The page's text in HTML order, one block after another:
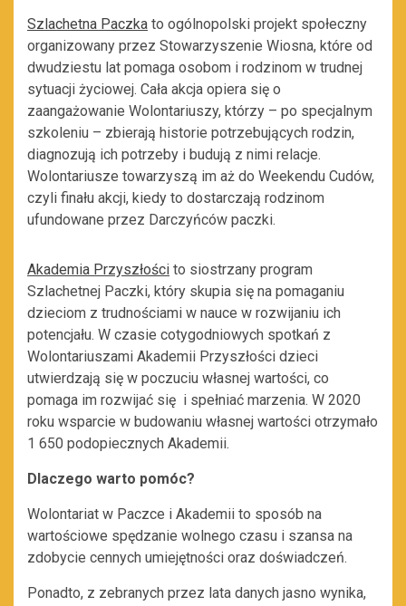
Szlachetna Paczka to ogólnopolski projekt społeczny
organizowany przez Stowarzyszenie Wiosna, które od
dwudziestu lat pomaga osobom i rodzinom w trudnej
sytuacji życiowej. Cała akcja opiera się o
zaangażowanie Wolontariuszy, którzy – po specjalnym
szkoleniu – zbierają historie potrzebujących rodzin,
diagnozują ich potrzeby i budują z nimi relacje.
Wolontariusze towarzyszą im aż do Weekendu Cudów,
czyli finału akcji, kiedy to dostarczają rodzinom
ufundowane przez Darczyńców paczki.
Akademia Przyszłości to siostrzany program
Szlachetnej Paczki, który skupia się na pomaganiu
dzieciom z trudnościami w nauce w rozwijaniu ich
potencjału. W czasie cotygodniowych spotkań z
Wolontariuszami Akademii Przyszłości dzieci
utwierdzają się w poczuciu własnej wartości, co
pomaga im rozwijać się i spełniać marzenia. W 2020
roku wsparcie w budowaniu własnej wartości otrzymało
1 650 podopiecznych Akademii.
Dlaczego warto pomóc?
Wolontariat w Paczce i Akademii to sposób na
wartościowe spędzanie wolnego czasu i szansa na
zdobycie cennych umiejętności oraz doświadczeń.
Ponadto, z zebranych przez lata danych jasno wynika,